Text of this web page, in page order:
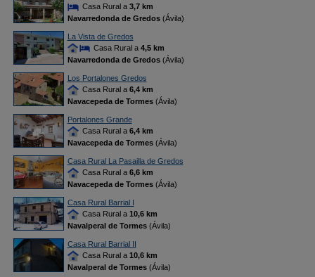
Casa Rural a 3,7 km
Navarredonda de Gredos(Ávila)
La Vista de Gredos
Casa Rural a 4,5 km
Navarredonda de Gredos(Ávila)
Los Portalones Gredos
Casa Rural a 6,4 km
Navacepeda de Tormes(Ávila)
Portalones Grande
Casa Rural a 6,4 km
Navacepeda de Tormes(Ávila)
Casa Rural La Pasailla de Gredos
Casa Rural a 6,6 km
Navacepeda de Tormes(Ávila)
Casa Rural Barrial I
Casa Rural a 10,6 km
Navalperal de Tormes(Ávila)
Casa Rural Barrial II
Casa Rural a 10,6 km
Navalperal de Tormes(Ávila)